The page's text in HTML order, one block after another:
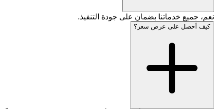
نعم، جميع خدماتنا بضمان على جودة التنفيذ.
كيف أحصل على عرض سعر؟